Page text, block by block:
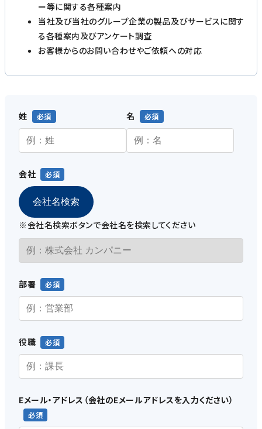
ー等に関する各種案内
当社及び当社のグループ企業の製品及びサービスに関す
る各種案内及びアンケート調査
お客様からのお問い合わせやご依頼への対応
姓 名
会社
会社名検索
※会社名検索ボタンで会社名を検索してください
部署
役職
Eメール・アドレス（会社のEメールアドレスを入力ください）